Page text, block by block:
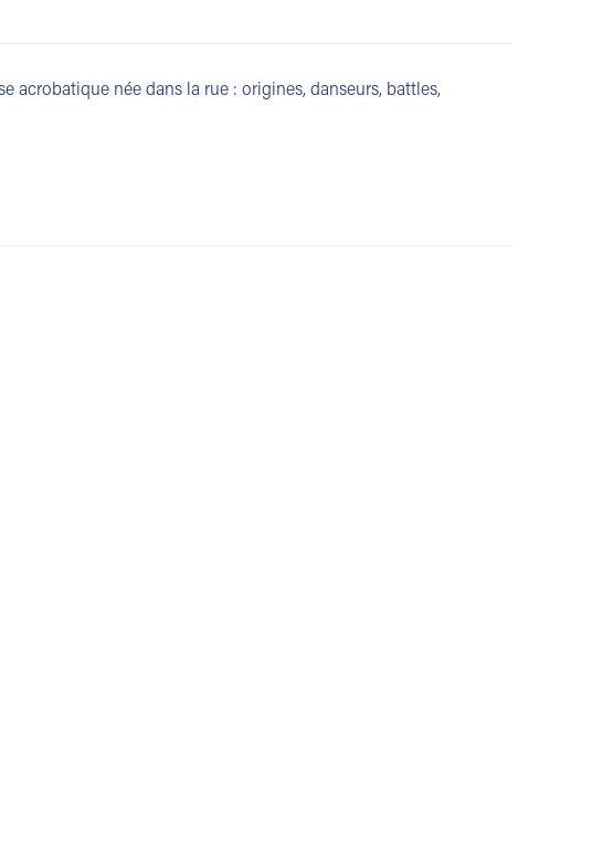
acrobatique née dans la rue : origines, danseurs, battles,